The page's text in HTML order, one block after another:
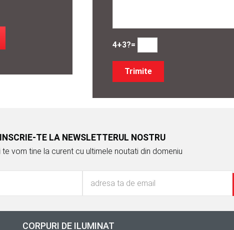
4+3?=
INSCRIE-TE LA NEWSLETTERUL NOSTRU
te vom tine la curent cu ultimele noutati din domeniu
CORPURI DE ILUMINAT